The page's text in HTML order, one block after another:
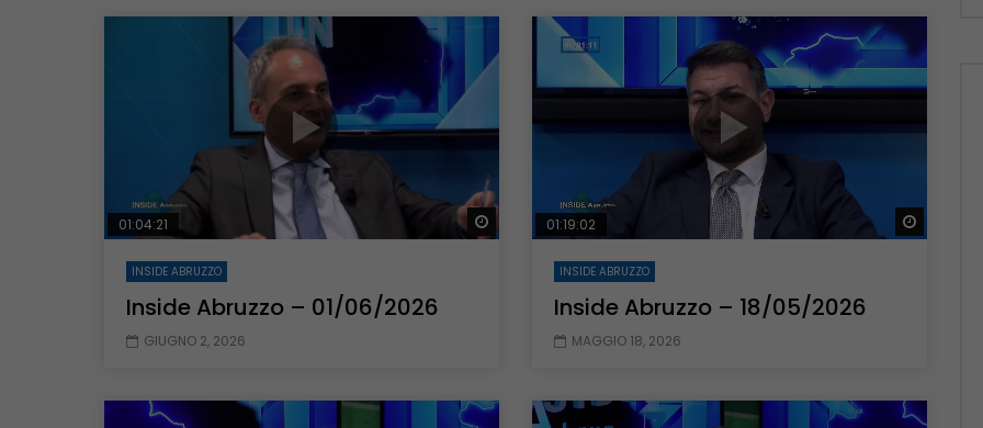
Guarda Dopo
01:04:21
INSIDE ABRUZZO
Inside Abruzzo – 01/06/2026
GIUGNO 2, 2026
01:19:02
INSIDE ABRUZZO
Inside Abruzzo – 18/05/2026
MAGGIO 18, 2026